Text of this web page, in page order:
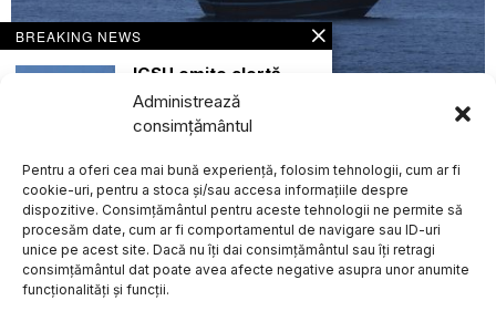
Administrează
consimțământul
Pentru a oferi cea mai bună experiență, folosim tehnologii, cum ar fi
cookie-uri, pentru a stoca și/sau accesa informațiile despre
dispozitive. Consimțământul pentru aceste tehnologii ne permite să
procesăm date, cum ar fi comportamentul de navigare sau ID-uri
unice pe acest site. Dacă nu îți dai consimțământul sau îți retragi
consimțământul dat poate avea afecte negative asupra unor anumite
funcționalități și funcții.
Iranul anunță progrese în negocierile cu Omanul privind
EXTERNE
Despre Politica de Confidențialitate Termeni și Conditii
Contact
Cookies
BREAKING NEWS
IGSU emite alertă
extremă pentru
populația din nordul
județului Tulcea
privind posibila
obiecte din spațiul
aerian
Inspectoratul General
pentru Situaţii de Urgenţă
(IGSU) a transmis, marţi,
Polonia va interzice
utilizarea